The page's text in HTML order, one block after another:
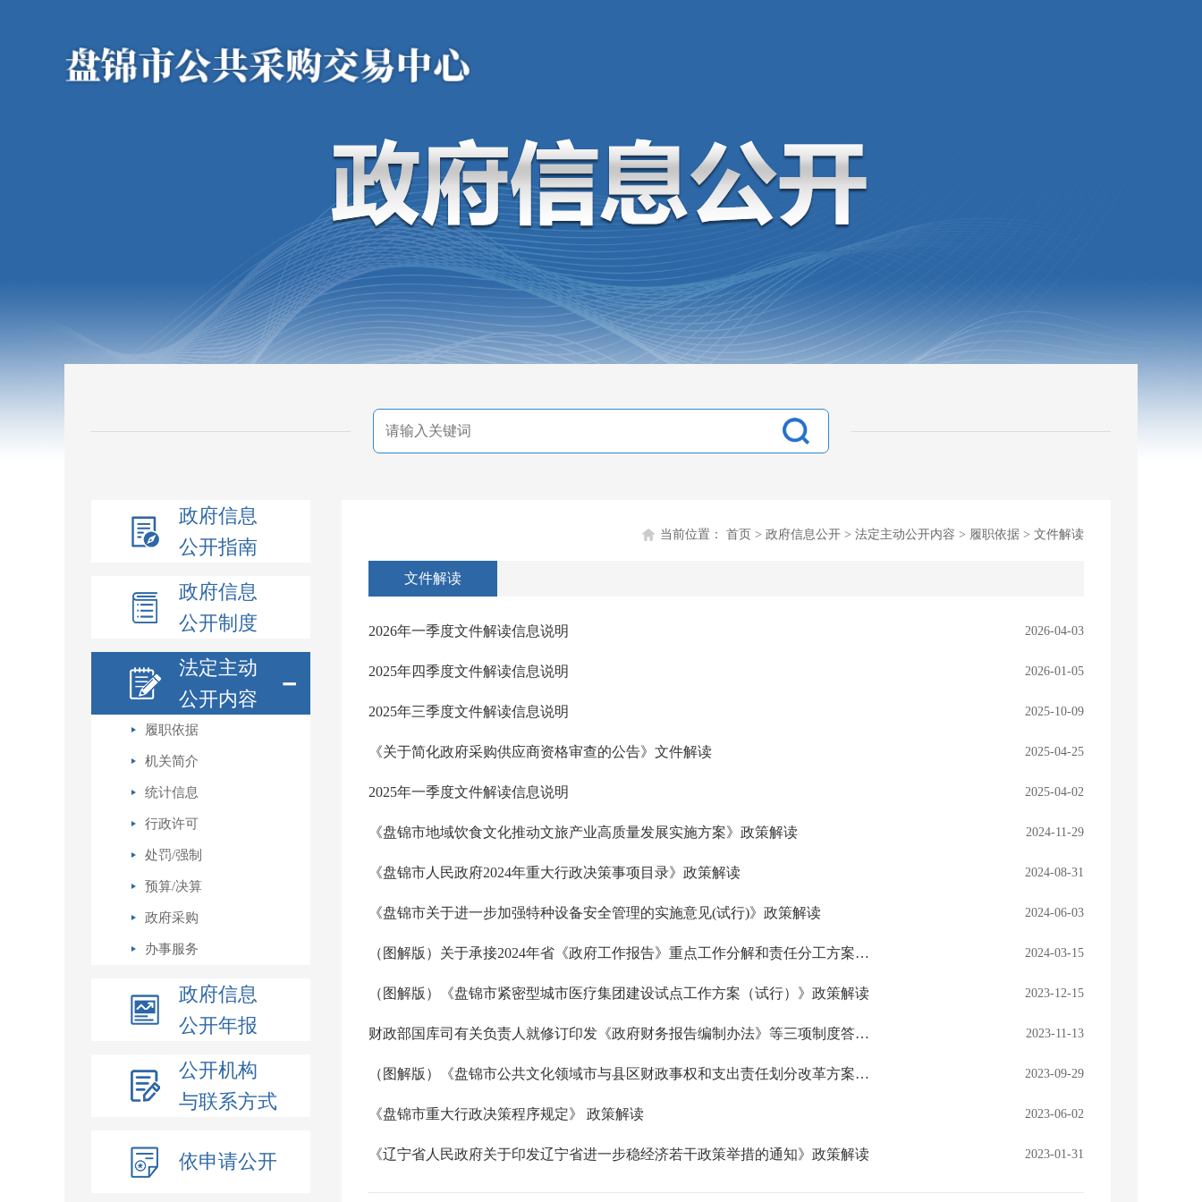
政府信息
公开指南
政府信息
公开制度
法定主动
公开内容
－
履职依据
机关简介
统计信息
行政许可
处罚/强制
预算/决算
政府采购
办事服务
政府信息
公开年报
公开机构
与联系方式
依申请公开
当前位置： 首页 > 政府信息公开 > 法定主动公开内容 > 履职依据 > 文件解读
文件解读
2026年一季度文件解读信息说明 2026-04-03
2025年四季度文件解读信息说明 2026-01-05
2025年三季度文件解读信息说明 2025-10-09
《关于简化政府采购供应商资格审查的公告》文件解读 2025-04-25
2025年一季度文件解读信息说明 2025-04-02
《盘锦市地域饮食文化推动文旅产业高质量发展实施方案》政策解读 2024-11-29
《盘锦市人民政府2024年重大行政决策事项目录》政策解读 2024-08-31
《盘锦市关于进一步加强特种设备安全管理的实施意见(试行)》政策解读 2024-06-03
（图解版）关于承接2024年省《政府工作报告》重点工作分解和责任分工方案的政策解读 2024-03-15
（图解版）《盘锦市紧密型城市医疗集团建设试点工作方案（试行）》政策解读 2023-12-15
财政部国库司有关负责人就修订印发《政府财务报告编制办法》等三项制度答记者问 2023-11-13
（图解版）《盘锦市公共文化领域市与县区财政事权和支出责任划分改革方案》政策解读 2023-09-29
《盘锦市重大行政决策程序规定》 政策解读 2023-06-02
《辽宁省人民政府关于印发辽宁省进一步稳经济若干政策举措的通知》政策解读 2023-01-31